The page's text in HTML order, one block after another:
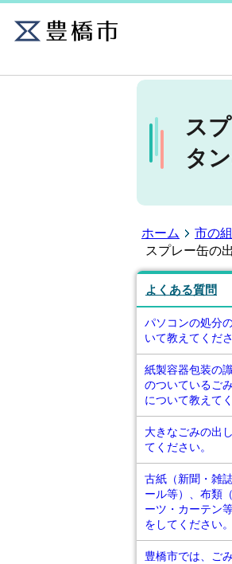
ス
タ
ホーム 市の
スプレー缶の
よくある質問
パソコンの処分
いて教えてくださ
紙製容器包装の
のついているご
について教えて
大きなごみの出
てください。
古紙（新聞・雑
ール等）、布類
ーツ・カーテン
をしてください。
豊橋市では、ご